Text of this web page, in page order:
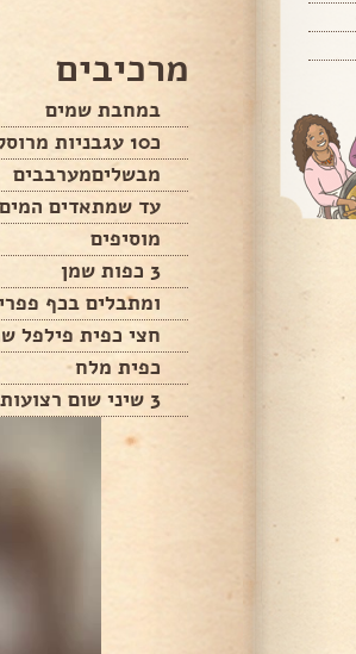
מרכיבים
במחבת שמים
כ10 עגבניות מרוסקות
מבשליםמערבבים
עד שמתאדים המים
מוסיפים
3 כפות שמן
ומתבלים בכף
חצי כפית פילפל
כפית מלח
3 שיני שום רצועות